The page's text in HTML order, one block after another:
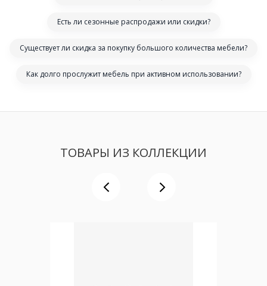
Есть ли сезонные распродажи или скидки?
Существует ли скидка за покупку большого количества мебели?
Как долго прослужит мебель при активном использовании?
ТОВАРЫ ИЗ КОЛЛЕКЦИИ